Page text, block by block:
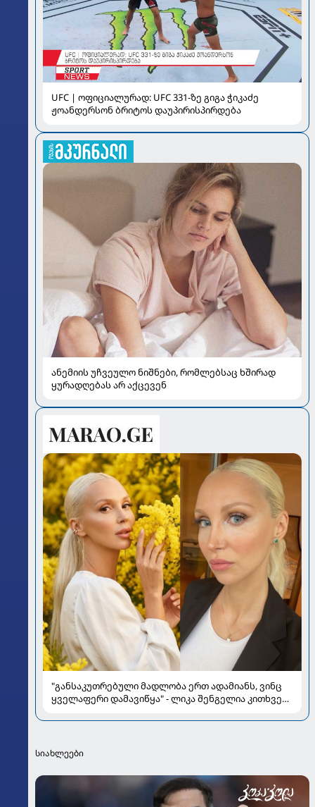
UFC | ოფიციალურად: UFC 331-ზე გიგა ჭიკაძე
ჟოანდერსონ ბრიტოს დაუპირისპირდება
ანემიის უჩვეულო ნიშნები, რომლებსაც ხშირად
ყურადღებას არ აქცევენ
"განსაკუთრებული მადლობა ერთ ადამიანს, ვინც
ყველაფერი დამავიწყა" - ლიკა შენგელია კითხვებს
სიახლეები